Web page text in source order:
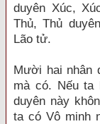
duyên Xúc,
Thủ, Thủ
Lão tử.
Mười hai nhân
mà có. Nếu ta
duyên này
ta có Vô minh